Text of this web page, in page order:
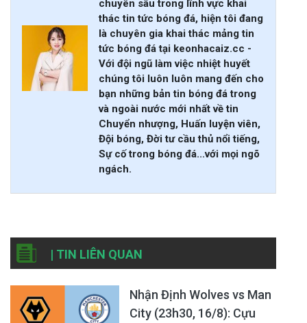
chuyên sâu trong lĩnh vực khai
thác tin tức bóng đá, hiện tôi đang
là chuyên gia khai thác mảng tin
tức bóng đá tại keonhacaiz.cc -
Với đội ngũ làm việc nhiệt huyết
chúng tôi luôn luôn mang đến cho
bạn những bản tin bóng đá trong
và ngoài nước mới nhất về tin
Chuyển nhượng, Huấn luyện viên,
Đội bóng, Đời tư cầu thủ nổi tiếng,
Sự cố trong bóng đá...với mọi ngõ
ngách.
| TIN LIÊN QUAN
Nhận Định Wolves vs Man
City (23h30, 16/8): Cựu